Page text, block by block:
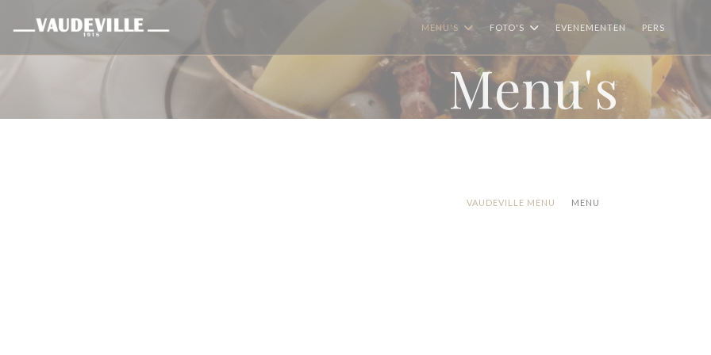
MENU'S FOTO'S EVENEMENTEN PERS
Menu's
VAUDEVILLE MENU MENU